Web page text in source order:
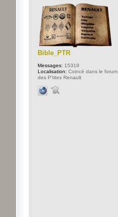
Bible_PTR
Messages: 15319
Localisation: Coincé dans le forum
des P'tites Renault